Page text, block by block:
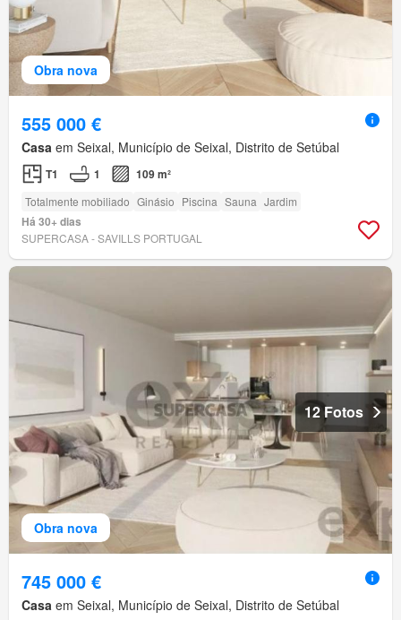
Obra nova
555 000 €
Casa em Seixal, Município de Seixal, Distrito de Setúbal
T1 1 109 m²
Totalmente mobiliado Ginásio Piscina Sauna Jardim
Há 30+ dias
SUPERCASA - SAVILLS PORTUGAL
Obra nova
12 Fotos
745 000 €
Casa em Seixal, Município de Seixal, Distrito de Setúbal